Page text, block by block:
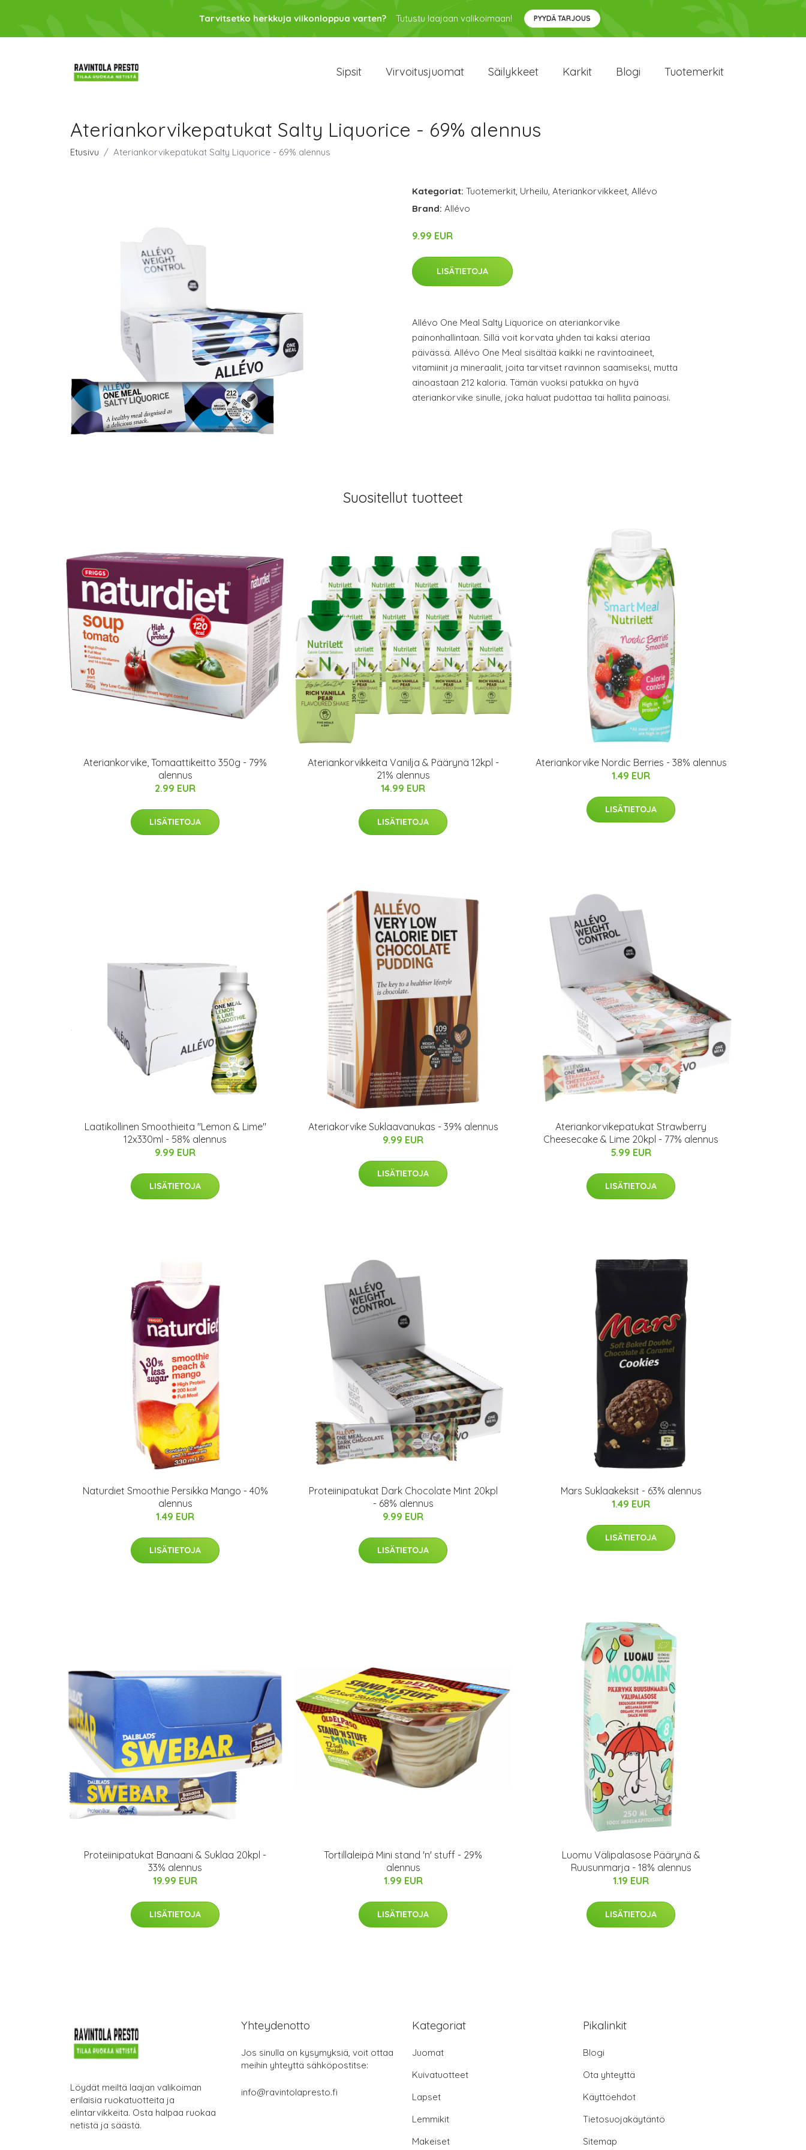
Tarvitsetko herkkuja viikonloppua varten? Tutustu laajaan valikoimaan! PYYDÄ TARJOUS
Sipsit Virvoitusjuomat Säilykkeet Karkit Blogi Tuotemerkit
Ateriankorvikepatukat Salty Liquorice - 69% alennus
Etusivu Ateriankorvikepatukat Salty Liquorice - 69% alennus
Kategoriat: Tuotemerkit, Urheilu, Ateriankorvikkeet, Allévo
Brand: Allévo
9.99 EUR
LISÄTIETOJA
Allévo One Meal Salty Liquorice on ateriankorvike
painonhallintaan. Sillä voit korvata yhden tai kaksi ateriaa
päivässä. Allévo One Meal sisältää kaikki ne ravintoaineet,
vitamiinit ja mineraalit, joita tarvitset ravinnon saamiseksi, mutta
ainoastaan 212 kaloria. Tämän vuoksi patukka on hyvä
ateriankorvike sinulle, joka haluat pudottaa tai hallita painoasi.
Suositellut tuotteet
Ateriankorvike, Tomaattikeitto 350g - 79%
alennus
2.99 EUR
LISÄTIETOJA
Ateriankorvikkeita Vanilja & Päärynä 12kpl -
21% alennus
14.99 EUR
LISÄTIETOJA
Ateriankorvike Nordic Berries - 38% alennus
1.49 EUR
LISÄTIETOJA
Laatikollinen Smoothieita "Lemon & Lime"
12x330ml - 58% alennus
9.99 EUR
LISÄTIETOJA
Ateriakorvike Suklaavanukas - 39% alennus
9.99 EUR
LISÄTIETOJA
Ateriankorvikepatukat Strawberry
Cheesecake & Lime 20kpl - 77% alennus
5.99 EUR
LISÄTIETOJA
Naturdiet Smoothie Persikka Mango - 40%
alennus
1.49 EUR
LISÄTIETOJA
Proteiinipatukat Dark Chocolate Mint 20kpl
- 68% alennus
9.99 EUR
LISÄTIETOJA
Mars Suklaakeksit - 63% alennus
1.49 EUR
LISÄTIETOJA
Proteiinipatukat Banaani & Suklaa 20kpl -
33% alennus
19.99 EUR
LISÄTIETOJA
Tortillaleipä Mini stand 'n' stuff - 29%
alennus
1.99 EUR
LISÄTIETOJA
Luomu Välipalasose Päärynä &
Ruusunmarja - 18% alennus
1.19 EUR
LISÄTIETOJA
Löydät meiltä laajan valikoiman
erilaisia ruokatuotteita ja
elintarvikkeita. Osta halpaa ruokaa
netistä ja säästä.
Yhteydenotto
Jos sinulla on kysymyksiä, voit ottaa
meihin yhteyttä sähköpostitse:
info@ravintolapresto.fi
Kategoriat
Juomat
Kuivatuotteet
Lapset
Lemmikit
Makeiset
Pikalinkit
Blogi
Ota yhteyttä
Käyttöehdot
Tietosuojakäytäntö
Sitemap